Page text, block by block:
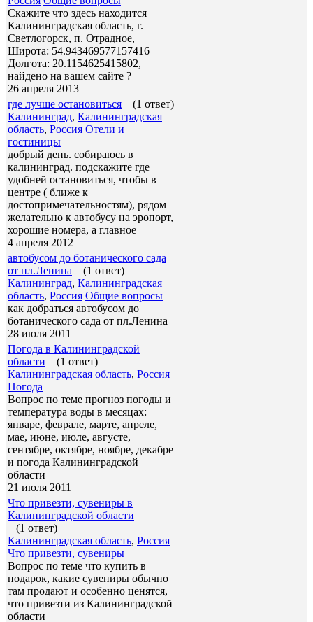
Скажите что здесь находится
Калининградская область, г.
Светлогорск, п. Отрадное,
Широта: 54.943469577157416
Долгота: 20.1154625415802,
найдено на вашем сайте ?
26 апреля 2013
где лучше остановиться
(1 ответ)
Калининград, Калининградская
область, Россия Отели и
гостиницы
добрый день. собираюсь в
калининград. подскажите где
удобней остановиться, чтобы в
центре ( ближе к
достопримечательностям), рядом
желательно к автобусу на эропорт,
хорошие номера, а главное
4 апреля 2012
автобусом до ботанического сада
от пл.Ленина
(1 ответ)
Калининград, Калининградская
область, Россия Общие вопросы
как добраться автобусом до
ботанического сада от пл.Ленина
28 июля 2011
Погода в Калининградской
области
(1 ответ)
Калининградская область, Россия
Погода
Вопрос по теме прогноз погоды и
температура воды в месяцах:
январе, феврале, марте, апреле,
мае, июне, июле, августе,
сентябре, октябре, ноябре, декабре
и погода Калининградской
области
21 июля 2011
Что привезти, сувениры в
Калининградской области
(1 ответ)
Калининградская область, Россия
Что привезти, сувениры
Вопрос по теме что купить в
подарок, какие сувениры обычно
там продают и особенно ценятся,
что привезти из Калининградской
области